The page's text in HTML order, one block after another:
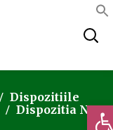
Dispozitiile
Dispozitia Nr.